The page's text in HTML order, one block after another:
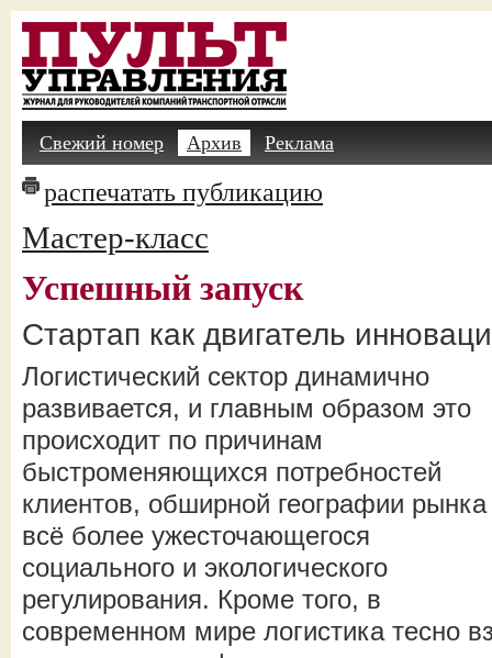
Свежий номер Архив Реклама
распечатать публикацию
Мастер-класс
Успешный запуск
Стартап как двигатель
Логистический сектор динамично
развивается, и главным образом это
происходит по причинам
быстроменяющихся потребностей
клиентов, обширной географии
всё более ужесточающегося
социального и экологического
регулирования. Кроме того, в
современном мире логистика тесно